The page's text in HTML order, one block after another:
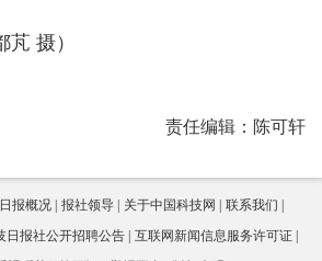
芃 摄）
责任编辑：陈可轩
报概况 报社领导 关于中国科技网
联系我们
日报社公开招聘公告
互联网新闻信息服务许可证